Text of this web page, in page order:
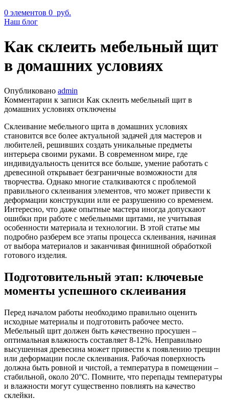
0 элементов 0 руб.
Наш блог
Как склеить мебельный щит
в домашних условиях
Опубликовано admin
Комментарии к записи Как склеить мебельный щит в
домашних условиях отключены
Склеивание мебельного щита в домашних условиях
становится все более актуальной задачей для мастеров и
любителей, решивших создать уникальные предметы
интерьера своими руками. В современном мире, где
индивидуальность ценится все больше, умение работать с
древесиной открывает безграничные возможности для
творчества. Однако многие сталкиваются с проблемой
правильного склеивания элементов, что может привести к
деформации конструкции или ее разрушению со временем.
Интересно, что даже опытные мастера иногда допускают
ошибки при работе с мебельными щитами, не учитывая
особенности материала и технологии. В этой статье мы
подробно разберем все этапы процесса склеивания, начиная
от выбора материалов и заканчивая финишной обработкой
готового изделия.
Подготовительный этап: ключевые
моменты успешного склеивания
Перед началом работы необходимо правильно оценить
исходные материалы и подготовить рабочее место.
Мебельный щит должен быть качественно просушен –
оптимальная влажность составляет 8-12%. Неправильно
высушенная древесина может привести к появлению трещин
или деформации после склеивания. Рабочая поверхность
должна быть ровной и чистой, а температура в помещении –
стабильной, около 20°C. Помните, что перепады температуры
и влажности могут существенно повлиять на качество
склейки.